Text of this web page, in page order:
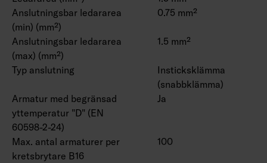
Anslutningsbar ledararea
(min) (mm²)
0.75 mm²
Anslutningsbar ledararea
(max) (mm²)
1.5 mm²
Typ anslutning
Insticksklämma
(snabbklämma)
Armatur med begränsad
yttemperatur "D" (EN
60598-2-24)
Ja
Max. antal armaturer per
kretsbrytare B16
100